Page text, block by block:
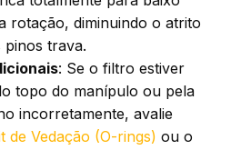
rotação, diminuindo o atrito
trava.
: Se o filtro estiver
topo do manípulo ou pela
incorretamente, avalie
de Vedação (O-rings) ou o